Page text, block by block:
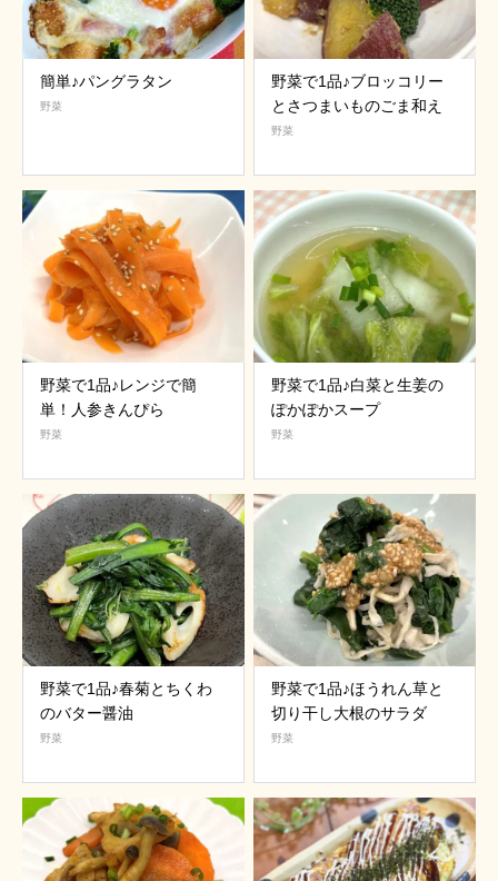
簡単♪パングラタン
野菜
野菜で1品♪ブロッコリー
とさつまいものごま和え
野菜
野菜で1品♪レンジで簡
単！人参きんぴら
野菜
野菜で1品♪白菜と生姜の
ぽかぽかスープ
野菜
野菜で1品♪春菊とちくわ
のバター醤油
野菜
野菜で1品♪ほうれん草と
切り干し大根のサラダ
野菜